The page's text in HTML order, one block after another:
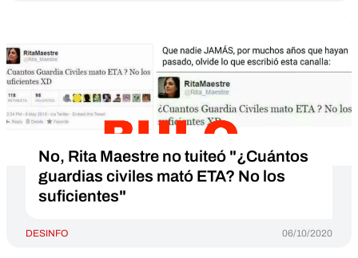
No, Rita Maestre no tuiteó "¿Cuántos
guardias civiles mató ETA? No los
suficientes"
DESINFO 06/10/2020